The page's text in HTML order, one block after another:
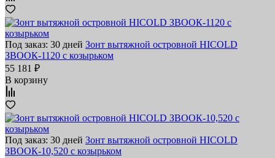
Под заказ: 30 дней Зонт вытяжной островной HICOLD
ЗВООК-1120 с козырьком
55 181 ₽
В корзину
Под заказ: 30 дней Зонт вытяжной островной HICOLD
ЗВООК-10,520 с козырьком